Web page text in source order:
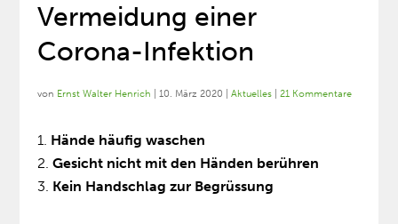
Vermeidung einer
Corona-Infektion
von Ernst Walter Henrich |10. März 2020 |Aktuelles |21 Kommentare
Hände häufig waschen
Gesicht nicht mit den Händen berühren
Kein Handschlag zur Begrüssung